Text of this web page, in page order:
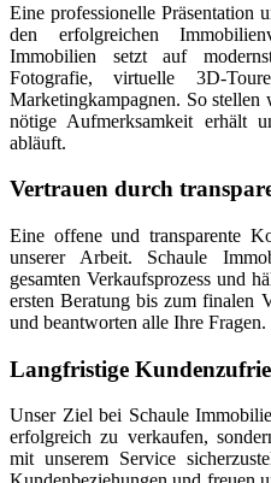
Eine professionelle Präsentation
den erfolgreichen
Immobilien setzt auf
Fotografie, virtuelle 3D-
Marketingkampagnen. So
nötige Aufmerksamkeit erhält
abläuft.
Vertrauen durch
Eine offene und transparente
unserer Arbeit. Schaule
gesamten Verkaufsprozess und
ersten Beratung bis zum finalen
und beantworten alle Ihre Fragen.
Langfristige
Unser Ziel bei Schaule
erfolgreich zu verkaufen,
mit unserem Service